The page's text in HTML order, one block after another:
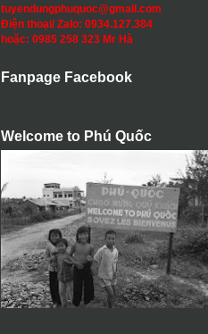
tuyendungphuquoc@gmail.com
Điện thoại/ Zalo: 0934.127.384
hoặc: 0985 258 323 Mr Hà
Fanpage Facebook
Welcome to Phú Quốc